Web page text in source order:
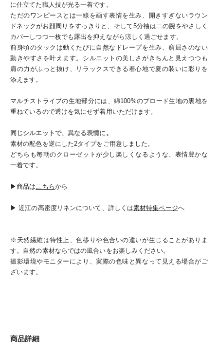
に仕立てた職人技が光る一着です。
ただのワンピースとは一線を画す表情を生み、開きすぎないラウン
ドネックがお顔周りをすっきりと、そして5分袖は二の腕をやさしく
カバーしつつ一枚でも露出を抑えながら涼しく過ごせます。
前身頃のタックは動くたびに自然なドレープを生み、窮屈さのない
動きやすさを叶えます。シルエットの美しさがきちんと見えつつも
肩の力がふっと抜け、リラックスできる着心地で夏の装いに彩りを
添えます。
マルチストライプの生地部分には、綿100%のブロード生地の裏地を
重ねているので透けを気にせず着用いただけます。
同じシルエットで、異なる表情に。
素材の配色を逆にした2タイプをご用意しました。
どちらも毎朝のクローゼットが少し楽しくなるような、表情豊かな
一着です。
▶︎商品は こちらから
▶︎ 近江の高密度リネンについて、詳しくは素材特集ページへ
※天然繊維は特性上、色移りや色合いの違いが生じることがありま
す。自然の素材ならではの風合いをお楽しみください。
撮影環境やモニターにより、実際の色味と異なって見える場合がご
ざいます。
商品詳細